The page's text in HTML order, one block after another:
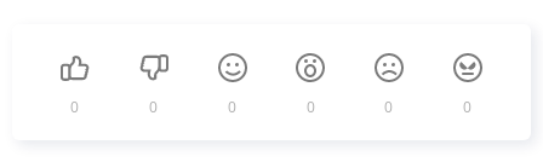
0 0 0 0 0 0